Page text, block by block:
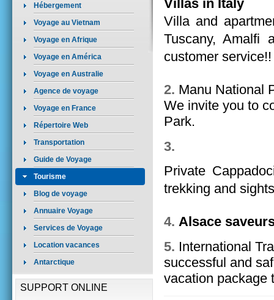
Hébergement
Voyage au Vietnam
Voyage en Afrique
Voyage en América
Voyage en Australie
Agence de voyage
Voyage en France
Répertoire Web
Transportation
Guide de Voyage
Tourisme
Blog de voyage
Annuaire Voyage
Services de Voyage
Location vacances
Antarctique
SUPPORT ONLINE
Villas in Italy
Villa and
Tuscany, Amalfi
customer service!!
2. Manu National
We invite you to
Park.
3.
Private
trekking and
4. Alsace
5. International
successful and
vacation package